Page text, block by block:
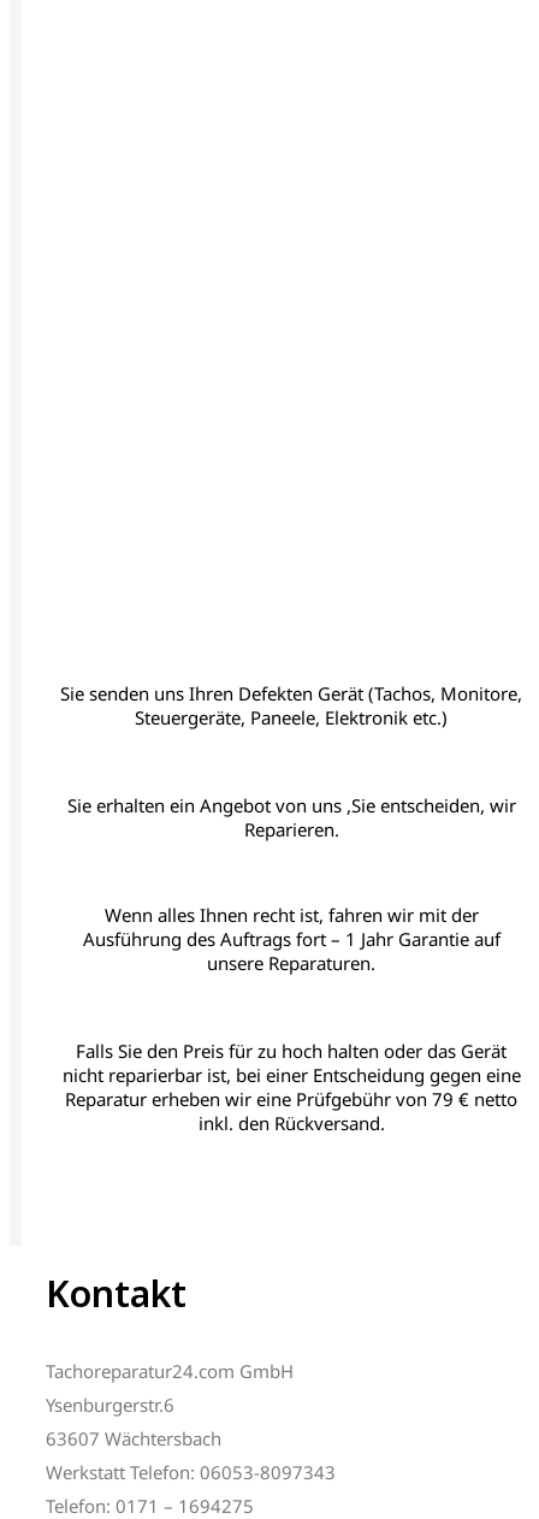
Sie senden uns Ihren Defekten Gerät (Tachos, Monitore,
Steuergeräte, Paneele, Elektronik etc.)
Sie erhalten ein Angebot von uns ,Sie entscheiden, wir
Reparieren.
Wenn alles Ihnen recht ist, fahren wir mit der
Ausführung des Auftrags fort – 1 Jahr Garantie auf
unsere Reparaturen.
Falls Sie den Preis für zu hoch halten oder das Gerät
nicht reparierbar ist, bei einer Entscheidung gegen eine
Reparatur erheben wir eine Prüfgebühr von 79 € netto
inkl. den Rückversand.
Kontakt
Tachoreparatur24.com GmbH
Ysenburgerstr.6
63607 Wächtersbach
Werkstatt Telefon: 06053-8097343
Telefon: 0171 – 1694275